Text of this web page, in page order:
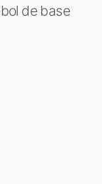
de base